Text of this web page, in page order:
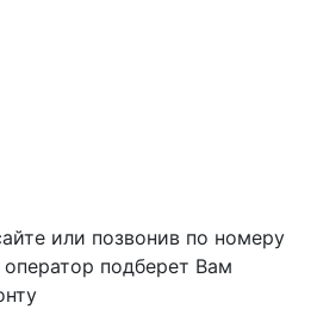
или позвонив по номеру
оператор подберет Вам